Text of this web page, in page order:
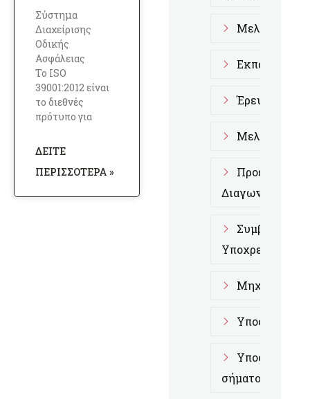
Σύστημα
Διαχείρισης
Οδικής
Ασφάλειας
Το ISO
39001:2012 είναι
το διεθνές
πρότυπο για
ΔΕΊΤΕ
ΠΕΡΙΣΣΌΤΕΡΑ »
Μελέτες
Εκπαίδευση
Έρευνα
Μελέτες
Διαγωνισμούς
Υποχρεώσεων
Υποστήριξη
Υποστήριξη
σήματος